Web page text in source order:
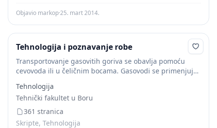
Objavio markop·25. mart 2014.
Tehnologija i poznavanje robe
Transportovanje gasovitih goriva se obavlja pomoću
cevovoda ili u čeličnim bocama. Gasovodi se primenjuju
gas, koksni gas) dok se niskokalorični gasovi
(generatorski gas, gas...
Tehnologija
Tehnički fakultet u Boru
361 stranica
Skripte, Tehnologija